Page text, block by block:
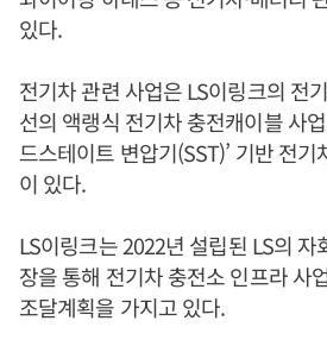
있다.
전기차 관련 사업은 LS이링크의 전
선의 액랭식 전기차 충전캐이블 사
드스테이트 변압기(SST)’ 기반 전
이 있다.
LS이링크는 2022년 설립된 LS의
장을 통해 전기차 충전소 인프라 사
조달계획을 가지고 있다.